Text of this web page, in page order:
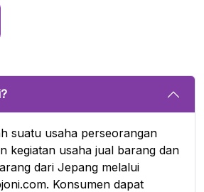
suatu usaha perseorangan
kegiatan usaha jual barang dan
dari Jepang melalui
Konsumen dapat